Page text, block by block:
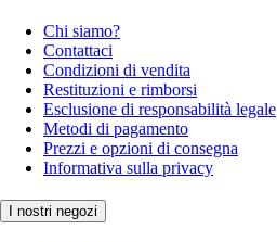
Chi siamo?
Contattaci
Condizioni di vendita
Restituzioni e rimborsi
Esclusione di responsabilità legale
Metodi di pagamento
Prezzi e opzioni di consegna
Informativa sulla privacy
I nostri negozi